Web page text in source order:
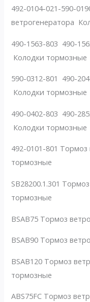
492-0104-021-590-
ветрогенератора
490-1563-803 490-
Колодки тормозные
590-0312-801 490-
Колодки тормозные
490-0402-803 490-
Колодки тормозные
492-0101-801
тормозные
SB28200.1.301
тормозные
BSAB75 Тормоз
BSAB90 Тормоз
BSAB120 Тормоз
тормозные
ABS75FC Тормоз